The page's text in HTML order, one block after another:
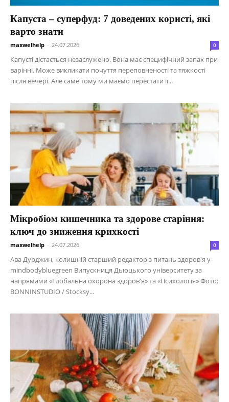
Капуста – суперфуд: 7 доведених користі, які
варто знати
maxwelhelp - 24.07.2026 0
Капусті дістається незаслужено. Вона має специфічний запах при
варінні. Може викликати почуття переповненості та тяжкості
після вечері. Але саме тому ми маємо перестати її...
Мікробіом кишечника та здорове старіння:
ключ до зниження крихкості
maxwelhelp - 24.07.2026 0
Ава Дурджин, колишній старший редактор з питань здоров'я у
mindbodybluegreen Випускниця Дьюцького університету за
напрямами «Глобальна охорона здоров'я» та «Психологія» Фото:
BONNINSTUDIO / Stocksy...